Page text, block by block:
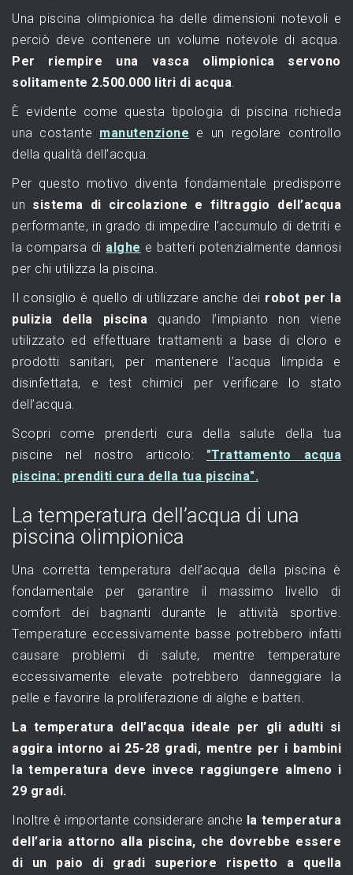
Una piscina olimpionica ha delle dimensioni notevoli e
perciò deve contenere un volume notevole di acqua.
Per riempire una vasca olimpionica servono
solitamente 2.500.000 litri di acqua.
È evidente come questa tipologia di piscina richieda
una costante manutenzione e un regolare controllo
della qualità dell’acqua.
Per questo motivo diventa fondamentale predisporre
un sistema di circolazione e filtraggio dell’acqua
performante, in grado di impedire l’accumulo di detriti e
la comparsa di alghe e batteri potenzialmente dannosi
per chi utilizza la piscina.
Il consiglio è quello di utilizzare anche dei robot per la
pulizia della piscina quando l’impianto non viene
utilizzato ed effettuare trattamenti a base di cloro e
prodotti sanitari, per mantenere l’acqua limpida e
disinfettata, e test chimici per verificare lo stato
dell’acqua.
Scopri come prenderti cura della salute della tua
piscine nel nostro articolo: "Trattamento acqua
piscina: prenditi cura della tua piscina".
La temperatura dell’acqua di una
piscina olimpionica
Una corretta temperatura dell’acqua della piscina è
fondamentale per garantire il massimo livello di
comfort dei bagnanti durante le attività sportive.
Temperature eccessivamente basse potrebbero infatti
causare problemi di salute, mentre temperature
eccessivamente elevate potrebbero danneggiare la
pelle e favorire la proliferazione di alghe e batteri.
La temperatura dell’acqua ideale per gli adulti si
aggira intorno ai 25-28 gradi, mentre per i bambini
la temperatura deve invece raggiungere almeno i
29 gradi.
Inoltre è importante considerare anche la temperatura
dell’aria attorno alla piscina, che dovrebbe essere
di un paio di gradi superiore rispetto a quella